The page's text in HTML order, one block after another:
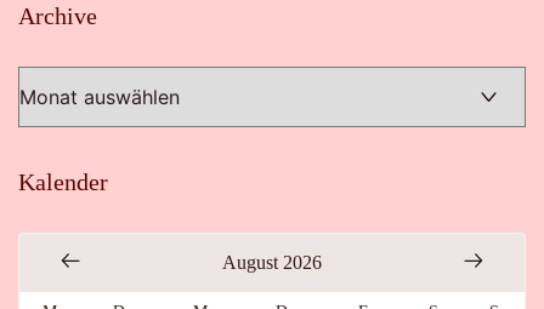
Archive
Kalender
August 2026